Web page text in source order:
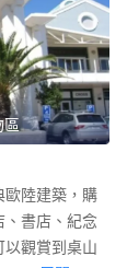
區
歐陸建築，購
書店、紀念
以觀賞到桌山